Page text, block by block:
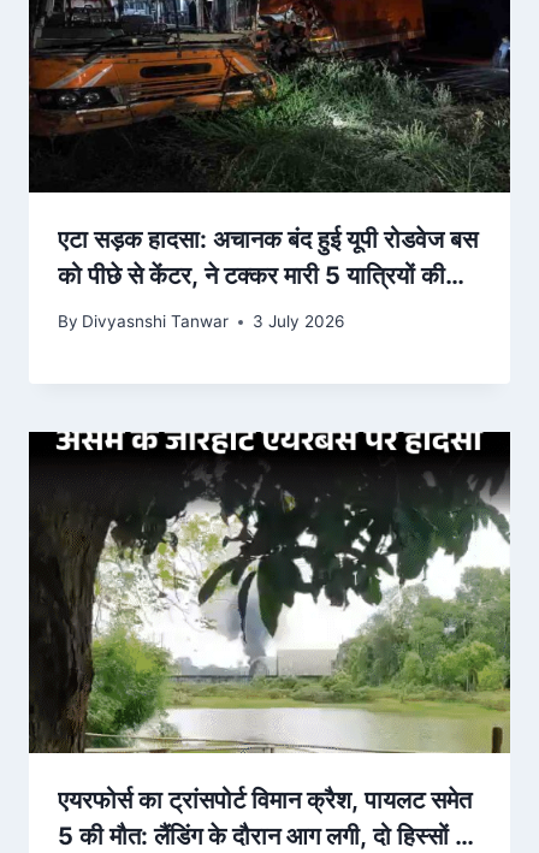
एटा सड़क हादसा: अचानक बंद हुई यूपी रोडवेज बस
को पीछे से केंटर, ने टक्कर मारी 5 यात्रियों की
मौत, 11 घायल
By Divyasnshi Tanwar 3 July 2026
एयरफोर्स का ट्रांसपोर्ट विमान क्रैश, पायलट समेत
5 की मौत: लैंडिंग के दौरान आग लगी, दो हिस्सों में